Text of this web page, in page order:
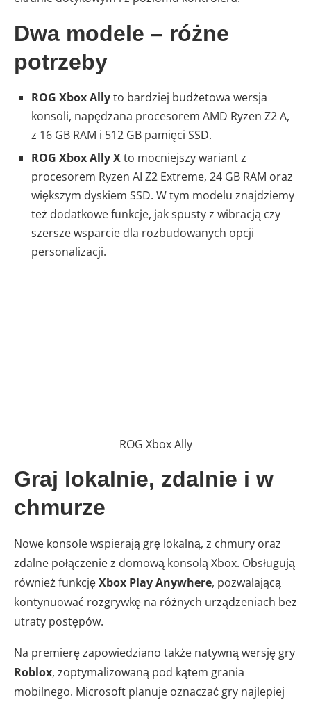
Dwa modele – różne
potrzeby
ROG Xbox Allyto bardziej budżetowa wersja
konsoli, napędzana procesorem AMD Ryzen Z2 A,
z 16 GB RAM i 512 GB pamięci SSD.
ROG Xbox Ally Xto mocniejszy wariant z
procesorem Ryzen AI Z2 Extreme, 24 GB RAM oraz
większym dyskiem SSD. W tym modelu znajdziemy
też dodatkowe funkcje, jak spusty z wibracją czy
szersze wsparcie dla rozbudowanych opcji
personalizacji.
ROG Xbox Ally
Graj lokalnie, zdalnie i w
chmurze
Nowe konsole wspierają grę lokalną, z chmury oraz
zdalne połączenie z domową konsolą Xbox. Obsługują
również funkcjęXbox Play Anywhere, pozwalającą
kontynuować rozgrywkę na różnych urządzeniach bez
utraty postępów.
Na premierę zapowiedziano także natywną wersję gry
Roblox, zoptymalizowaną pod kątem grania
mobilnego. Microsoft planuje oznaczać gry najlepiej